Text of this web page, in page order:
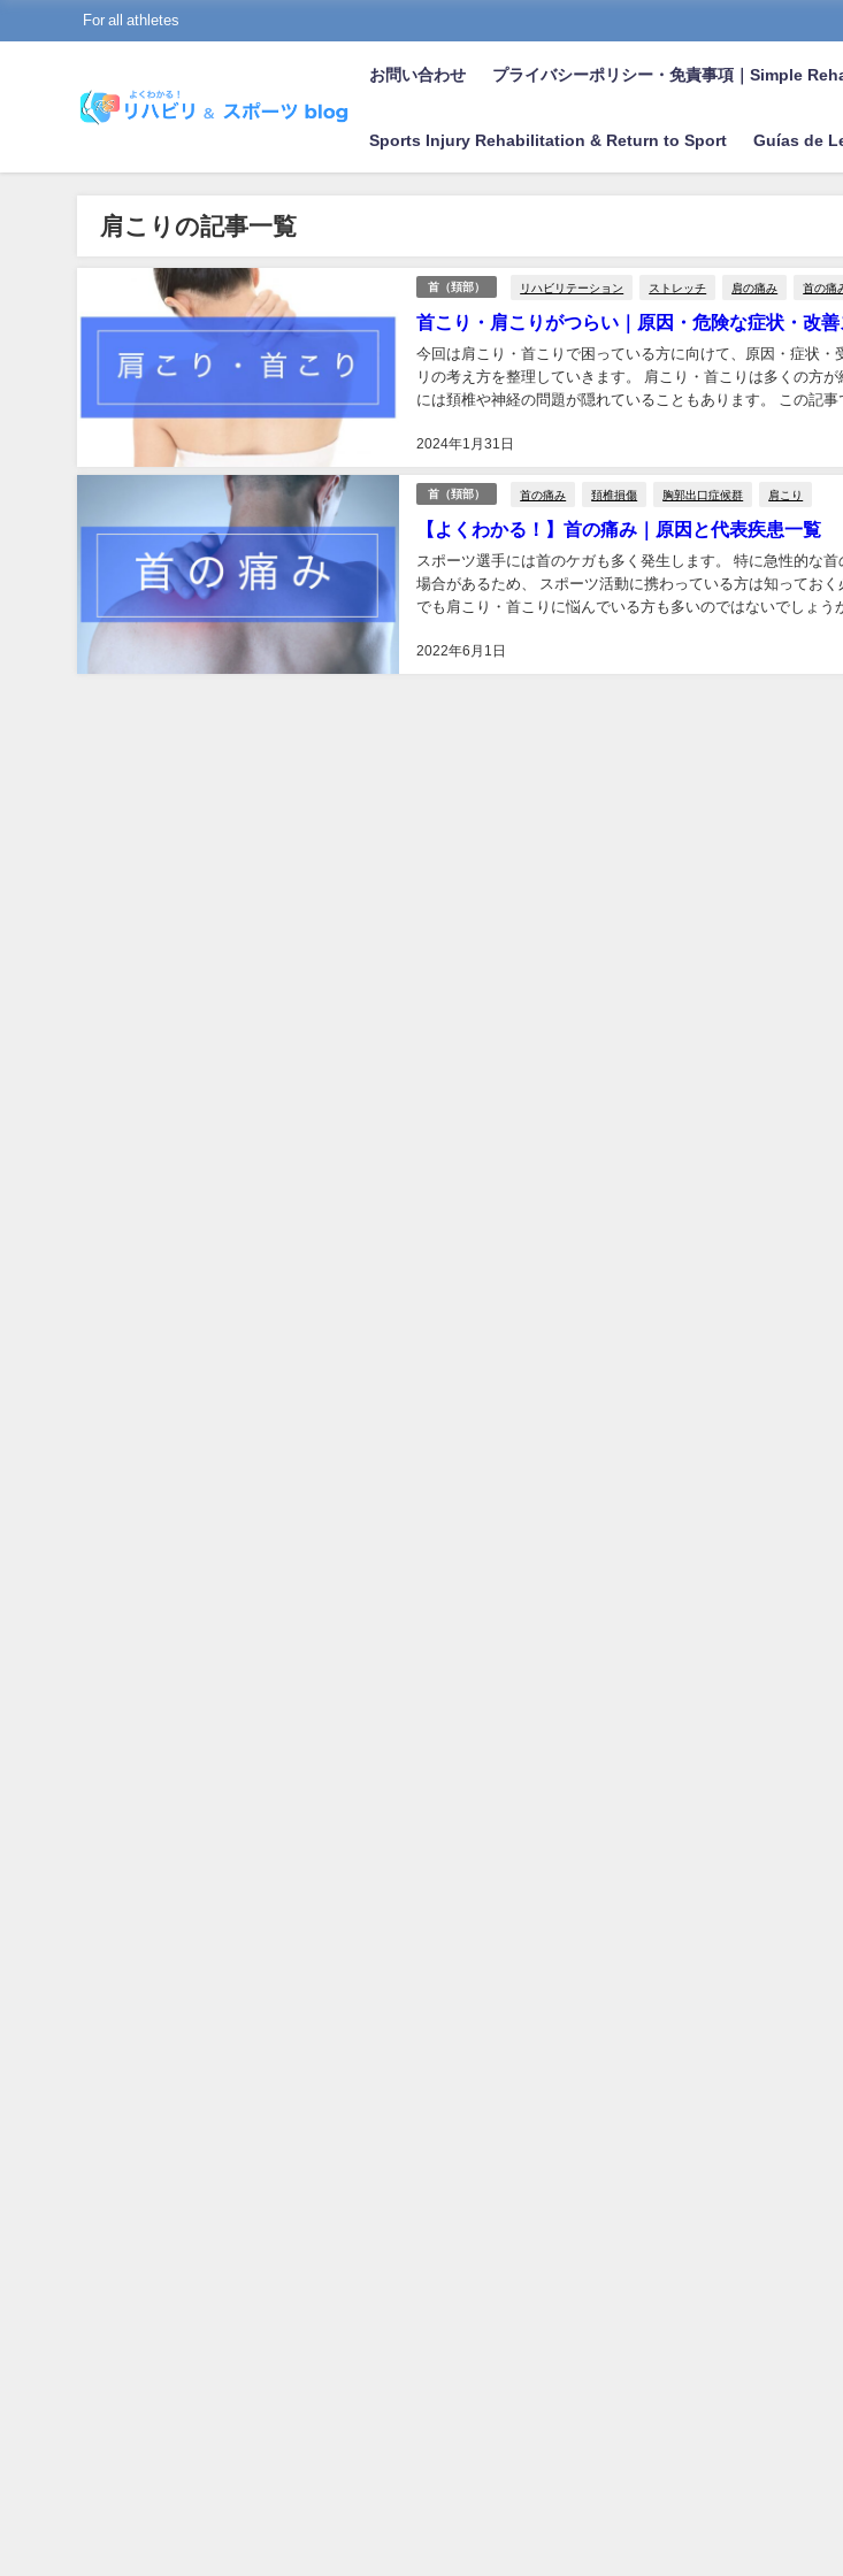
For all athletes
お問い合わせ プライバシーポリシー・免責事項｜Simple
Sports Injury Rehabilitation & Return to Sport Guías de
肩こりの記事一覧
首（頚部） リハビリテーション ストレッチ 肩の痛み 首の痛
首こり・肩こりがつらい｜原因・危険な症状・改
2024年1月31日
今回は肩こり・首こりで困っている方に向けて、原因・症状・
リの考え方を整理していきます。 肩こり・首こりは多くの方
には頚椎や神経の問題が隠れていることもあります。 この記事
首（頚部） 首の痛み 頚椎損傷 胸郭出口症候群 肩こり
【よくわかる！】首の痛み｜原因と代表疾患一覧
2022年6月1日
スポーツ選手には首のケガも多く発生します。 特に急性的な
場合があるため、 スポーツ活動に携わっている方は知ってお
でも肩こり・首こりに悩んでいる方も多いのではないでしょう